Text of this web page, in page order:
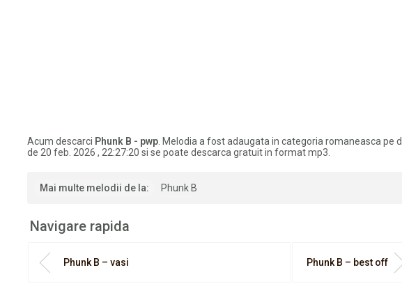
Acum descarci Phunk B - pwp . Melodia a fost adaugata in categoria romaneasca pe
de 20 feb. 2026 , 22:27:20 si se poate descarca gratuit in format mp3.
Mai multe melodii de la: Phunk B
Navigare rapida
Phunk B – vasi Phunk B – best off